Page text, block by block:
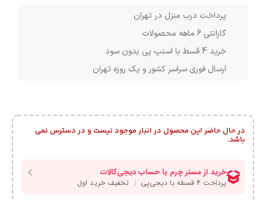
پرداخت درب منزل در تهران
گارانتی 6 ماهه محصولات
خرید 4 قسط با اسنپ پی بدون سود
ارسال فوری سراسر کشور و یک روزه تهران
در حال حاضر این محصول در انبار موجود نیست و در دسترس نمی
باشد.